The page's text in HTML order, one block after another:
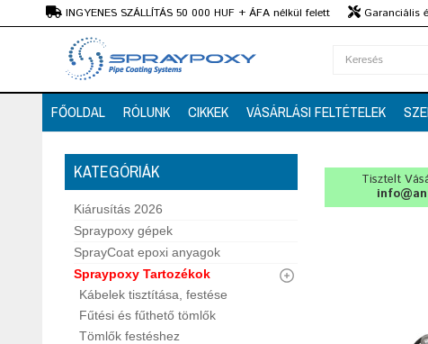
INGYENES SZÁLLÍTÁS 50 000 HUF + ÁFA nélkül felett
Garanciális
Szaktanácsadás
FŐOLDAL RÓLUNK CIKKEK VÁSÁRLÁSI FELTÉTELEK
KATEGÓRIÁK
Kiárusítás 2026
Spraypoxy gépek
SprayCoat epoxi anyagok
Spraypoxy Tartozékok
Kábelek tisztítása, festése
Fűtési és fűthető tömlők
Tömlők festéshez
Tisztelt